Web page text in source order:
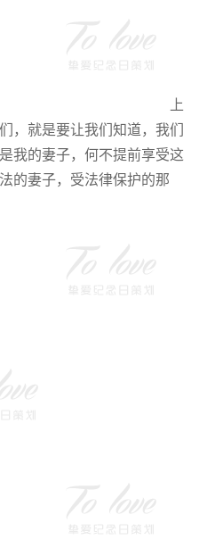
上
，就是要让我们知道，我们
我的妻子，何不提前享受这
的妻子，受法律保护的那